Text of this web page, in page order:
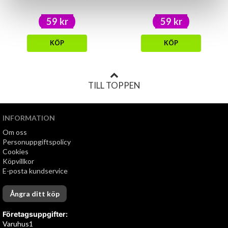
59 kr
KÖP
59 kr
KÖP
TILL TOPPEN
INFORMATION
Om oss
Personuppgiftspolicy
Cookies
Köpvillkor
E-posta kundservice
Ångra ditt köp
Företagsuppgifter:
Varuhus1